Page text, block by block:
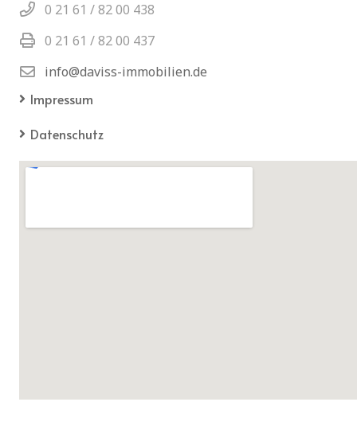
0 21 61 / 82 00 438
0 21 61 / 82 00 437
info@daviss-immobilien.de
Impressum
Datenschutz